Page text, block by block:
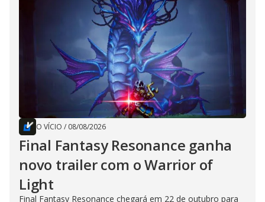
O VÍCIO / 08/08/2026
Final Fantasy Resonance ganha
novo trailer com o Warrior of
Light
Final Fantasy Resonance chegará em 22 de outubro para